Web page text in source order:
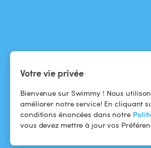
Votre vie privée
Bienvenue sur Swimmy ! Nous
améliorer notre service! En cliquant
conditions énoncées dans notre
vous devez mettre à jour vos